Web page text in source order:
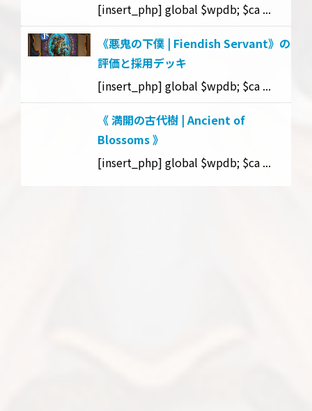
[insert_php] global $wpdb; $ca ...
《悪鬼の下僕 | Fiendish Servant》の
評価と採用デッキ
[insert_php] global $wpdb; $ca ...
《 満開の古代樹 | Ancient of
Blossoms 》
[insert_php] global $wpdb; $ca ...